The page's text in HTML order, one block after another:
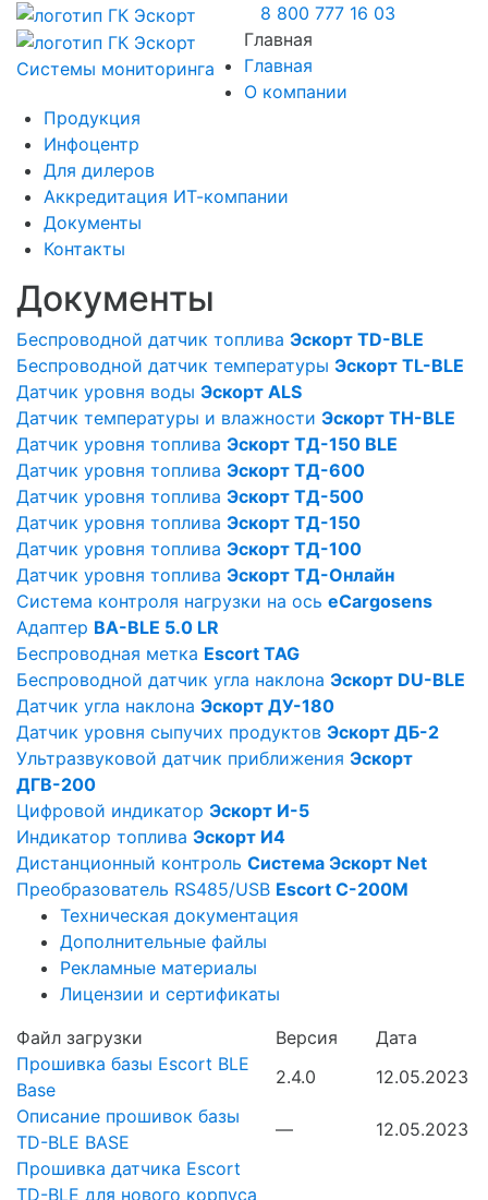
Системы мониторинга
8 800 777 16 03
Главная
Главная
О компании
Продукция
Инфоцентр
Для дилеров
Аккредитация ИТ-компании
Документы
Контакты
Документы
Беспроводной датчик топлива Эскорт TD-BLE
Беспроводной датчик температуры Эскорт TL-BLE
Датчик уровня воды Эскорт ALS
Датчик температуры и влажности Эскорт TH-BLE
Датчик уровня топлива Эскорт ТД-150 BLE
Датчик уровня топлива Эскорт ТД-600
Датчик уровня топлива Эскорт ТД-500
Датчик уровня топлива Эскорт ТД-150
Датчик уровня топлива Эскорт ТД-100
Датчик уровня топлива Эскорт ТД-Онлайн
Cистема контроля нагрузки на ось eCargosens
Aдаптер BA-BLE 5.0 LR
Беспроводная метка Escort TAG
Беспроводной датчик угла наклона Эскорт DU-BLE
Датчик угла наклона Эскорт ДУ-180
Датчик уровня сыпучих продуктов Эскорт ДБ-2
Ультразвуковой датчик приближения Эскорт
ДГВ-200
Цифровой индикатор Эскорт И-5
Индикатор топлива Эскорт И4
Дистанционный контроль Система Эскорт Net
Преобразователь RS485/USB Escort C-200M
Техническая документация
Дополнительные файлы
Рекламные материалы
Лицензии и сертификаты
Файл загрузки
Версия
Дата
Прошивка базы Escort BLE
Base
2.4.0
12.05.2023
Описание прошивок базы
TD-BLE BASE
—
12.05.2023
Прошивка датчика Escort
TD-BLE для нового корпуса